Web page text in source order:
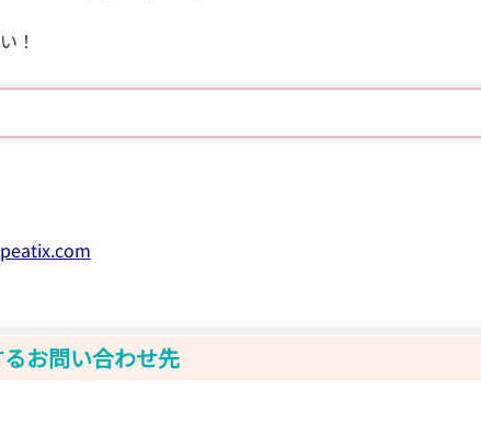
！
お問い合わせ先